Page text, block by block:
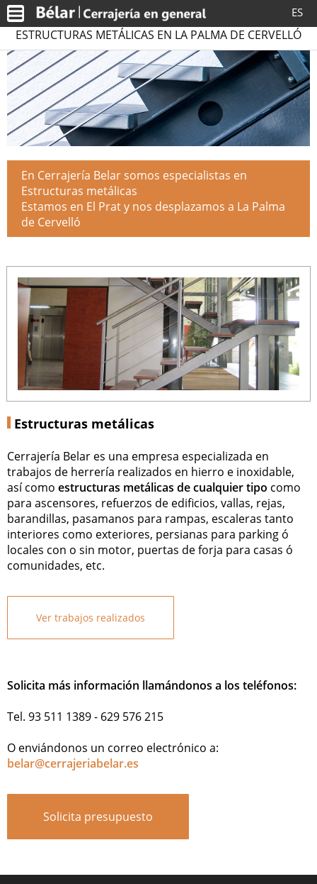
ES
ESTRUCTURAS METÁLICAS EN LA PALMA DE CERVELLÓ
En Cerrajería Belar somos especialistas en
Estructuras metálicas
Estamos en El Prat y nos desplazamos a La Palma
de Cervelló
Estructuras metálicas
Cerrajería Belar es una empresa especializada en
trabajos de herrería realizados en hierro e inoxidable,
así como estructuras metálicas de cualquier tipo como
para ascensores, refuerzos de edificios, vallas, rejas,
barandillas, pasamanos para rampas, escaleras tanto
interiores como exteriores, persianas para parking ó
locales con o sin motor, puertas de forja para casas ó
comunidades, etc.
Ver trabajos realizados
Solicita más información llamándonos a los teléfonos:
Tel. 93 511 1389 - 629 576 215
O enviándonos un correo electrónico a:
belar@cerrajeriabelar.es
Solicita presupuesto